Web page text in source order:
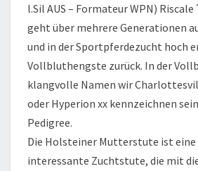
l.Sil AUS – Formateur WPN)
geht über mehrere Generationen
und in der Sportpferdezucht hoch
Vollbluthengste zurück. In der
klangvolle Namen wir
oder Hyperion xx kennzeichnen
Pedigree.
Die Holsteiner Mutterstute ist eine
interessante Zuchtstute, die mit